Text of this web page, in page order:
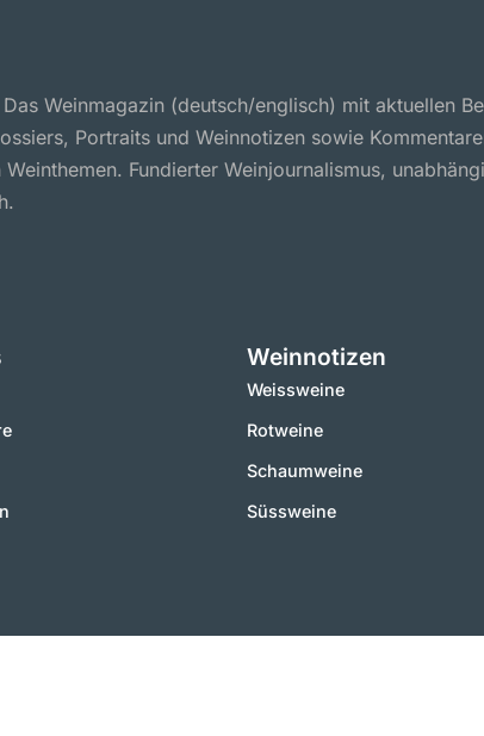
Weinmagazin (deutsch/englisch) mit aktuellen
Portraits und Weinnotizen sowie
Fundierter Weinjournalismus,
Weinnotizen
Weissweine
Rotweine
Schaumweine
Süssweine